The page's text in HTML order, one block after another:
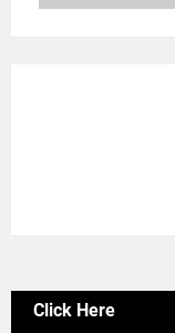
Click Here